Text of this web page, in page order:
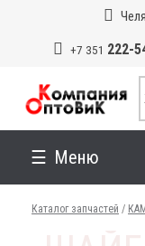
+7 351 222-
Меню
Каталог запчастей /